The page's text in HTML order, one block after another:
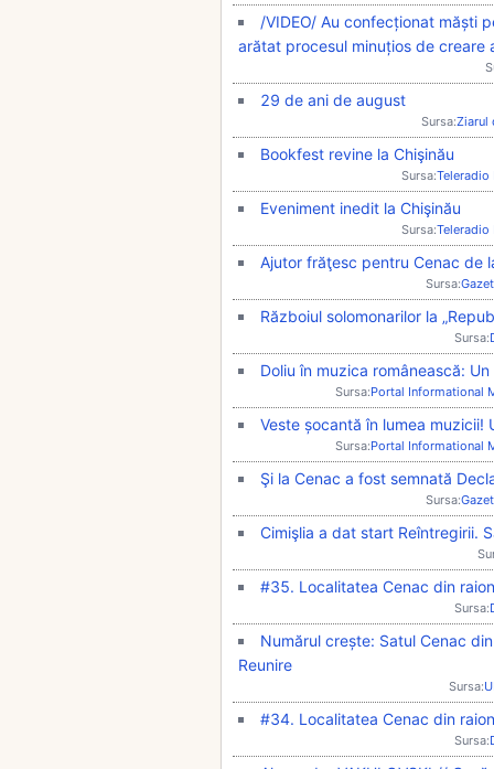
/VIDEO/ Au confecționat măști
arătat procesul minuțios de creare
29 de ani de august
Sursa:Ziarul
Bookfest revine la Chişinău
Sursa:
Eveniment inedit la Chişinău
Sursa:
Ajutor frăţesc pentru Cenac de
Sursa:
Războiul solomonarilor la
Sursa:
Doliu în muzica românească:
Sursa:Portal Informational
Veste șocantă în lumea
Sursa:Portal Informational
Şi la Cenac a fost semnată
Sursa:
Cimişlia a dat start Reîntregirii.
#35. Localitatea Cenac din
Sursa:
Numărul crește: Satul Cenac
Reunire
Sursa:
#34. Localitatea Cenac din
Sursa: